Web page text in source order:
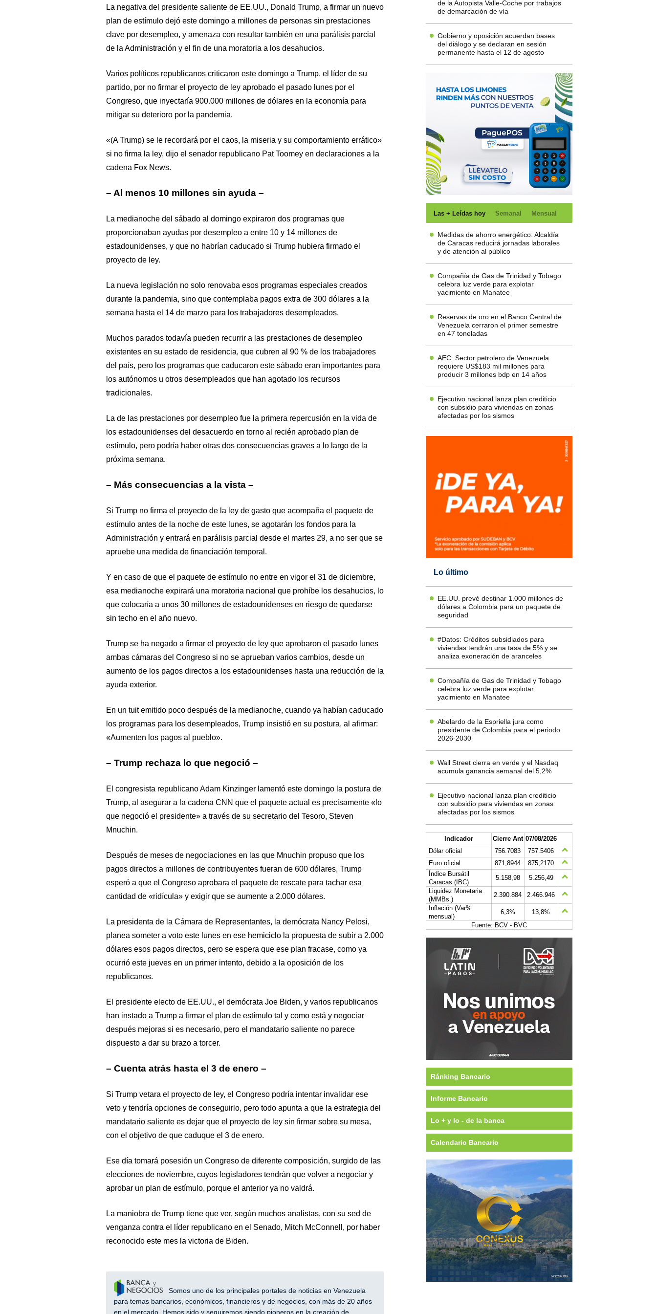
La negativa del presidente saliente de EE.UU., Donald Trump, a firmar un nuevo
plan de estímulo dejó este domingo a millones de personas sin prestaciones
clave por desempleo, y amenaza con resultar también en una parálisis parcial
de la Administración y el fin de una moratoria a los desahucios.
Varios políticos republicanos criticaron este domingo a Trump, el líder de su
partido, por no firmar el proyecto de ley aprobado el pasado lunes por el
Congreso, que inyectaría 900.000 millones de dólares en la economía para
mitigar su deterioro por la pandemia.
«(A Trump) se le recordará por el caos, la miseria y su comportamiento errático»
si no firma la ley, dijo el senador republicano Pat Toomey en declaraciones a la
cadena Fox News.
– Al menos 10 millones sin ayuda –
La medianoche del sábado al domingo expiraron dos programas que
proporcionaban ayudas por desempleo a entre 10 y 14 millones de
estadounidenses, y que no habrían caducado si Trump hubiera firmado el
proyecto de ley.
La nueva legislación no solo renovaba esos programas especiales creados
durante la pandemia, sino que contemplaba pagos extra de 300 dólares a la
semana hasta el 14 de marzo para los trabajadores desempleados.
Muchos parados todavía pueden recurrir a las prestaciones de desempleo
existentes en su estado de residencia, que cubren al 90 % de los trabajadores
del país, pero los programas que caducaron este sábado eran importantes para
los autónomos u otros desempleados que han agotado los recursos
tradicionales.
La de las prestaciones por desempleo fue la primera repercusión en la vida de
los estadounidenses del desacuerdo en torno al recién aprobado plan de
estímulo, pero podría haber otras dos consecuencias graves a lo largo de la
próxima semana.
– Más consecuencias a la vista –
Si Trump no firma el proyecto de la ley de gasto que acompaña el paquete de
estímulo antes de la noche de este lunes, se agotarán los fondos para la
Administración y entrará en parálisis parcial desde el martes 29, a no ser que se
apruebe una medida de financiación temporal.
Y en caso de que el paquete de estímulo no entre en vigor el 31 de diciembre,
esa medianoche expirará una moratoria nacional que prohíbe los desahucios, lo
que colocaría a unos 30 millones de estadounidenses en riesgo de quedarse
sin techo en el año nuevo.
Trump se ha negado a firmar el proyecto de ley que aprobaron el pasado lunes
ambas cámaras del Congreso si no se aprueban varios cambios, desde un
aumento de los pagos directos a los estadounidenses hasta una reducción de la
ayuda exterior.
En un tuit emitido poco después de la medianoche, cuando ya habían caducado
los programas para los desempleados, Trump insistió en su postura, al afirmar:
«Aumenten los pagos al pueblo».
– Trump rechaza lo que negoció –
El congresista republicano Adam Kinzinger lamentó este domingo la postura de
Trump, al asegurar a la cadena CNN que el paquete actual es precisamente «lo
que negoció el presidente» a través de su secretario del Tesoro, Steven
Mnuchin.
Después de meses de negociaciones en las que Mnuchin propuso que los
pagos directos a millones de contribuyentes fueran de 600 dólares, Trump
esperó a que el Congreso aprobara el paquete de rescate para tachar esa
cantidad de «ridícula» y exigir que se aumente a 2.000 dólares.
La presidenta de la Cámara de Representantes, la demócrata Nancy Pelosi,
planea someter a voto este lunes en ese hemiciclo la propuesta de subir a 2.000
dólares esos pagos directos, pero se espera que ese plan fracase, como ya
ocurrió este jueves en un primer intento, debido a la oposición de los
republicanos.
El presidente electo de EE.UU., el demócrata Joe Biden, y varios republicanos
han instado a Trump a firmar el plan de estímulo tal y como está y negociar
después mejoras si es necesario, pero el mandatario saliente no parece
dispuesto a dar su brazo a torcer.
– Cuenta atrás hasta el 3 de enero –
Si Trump vetara el proyecto de ley, el Congreso podría intentar invalidar ese
veto y tendría opciones de conseguirlo, pero todo apunta a que la estrategia del
mandatario saliente es dejar que el proyecto de ley sin firmar sobre su mesa,
con el objetivo de que caduque el 3 de enero.
Ese día tomará posesión un Congreso de diferente composición, surgido de las
elecciones de noviembre, cuyos legisladores tendrán que volver a negociar y
aprobar un plan de estímulo, porque el anterior ya no valdrá.
La maniobra de Trump tiene que ver, según muchos analistas, con su sed de
venganza contra el líder republicano en el Senado, Mitch McConnell, por haber
reconocido este mes la victoria de Biden.
Somos uno de los principales portales de noticias en Venezuela
para temas bancarios, económicos, financieros y de negocios, con más de 20 años
en el mercado. Hemos sido y seguiremos siendo pioneros en la creación de
de la Autopista Valle-Coche por trabajos
de demarcación de vía
Gobierno y oposición acuerdan bases
del diálogo y se declaran en sesión
permanente hasta el 12 de agosto
Las + Leídas hoy Semanal Mensual
Medidas de ahorro energético: Alcaldía
de Caracas reducirá jornadas laborales
y de atención al público
Compañía de Gas de Trinidad y Tobago
celebra luz verde para explotar
yacimiento en Manatee
Reservas de oro en el Banco Central de
Venezuela cerraron el primer semestre
en 47 toneladas
AEC: Sector petrolero de Venezuela
requiere US$183 mil millones para
producir 3 millones bdp en 14 años
Ejecutivo nacional lanza plan crediticio
con subsidio para viviendas en zonas
afectadas por los sismos
Lo último
EE.UU. prevé destinar 1.000 millones de
dólares a Colombia para un paquete de
seguridad
#Datos: Créditos subsidiados para
viviendas tendrán una tasa de 5% y se
analiza exoneración de aranceles
Compañía de Gas de Trinidad y Tobago
celebra luz verde para explotar
yacimiento en Manatee
Abelardo de la Espriella jura como
presidente de Colombia para el periodo
2026-2030
Wall Street cierra en verde y el Nasdaq
acumula ganancia semanal del 5,2%
Ejecutivo nacional lanza plan crediticio
con subsidio para viviendas en zonas
afectadas por los sismos
Indicador Cierre Ant 07/08/2026
Dólar oficial
756.7083
757.5406
Euro oficial
871,8944
875,2170
Índice Bursátil
Caracas (IBC)
5.158,98
5.256,49
Liquidez Monetaria
(MMBs.)
2.390.884
2.466.946
Inflación (Var%
mensual)
6,3%
13,8%
Fuente: BCV - BVC
Ránking Bancario
Informe Bancario
Lo + y lo - de la banca
Calendario Bancario